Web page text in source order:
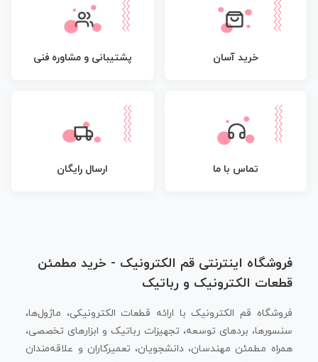
خرید آسان پشتیبانی و مشاوره فنی
تماس با ما ارسال رایگان
فروشگاه اینترنتی قم الکترونیک - خرید مطمئن
قطعات الکترونیک و رباتیک
فروشگاه قم الکترونیک با ارائه قطعات الکترونیکی، ماژول‌ها،
سنسورها، بردهای توسعه، تجهیزات رباتیک و ابزارهای تخصصی،
همراه مطمئن مهندسان، دانشجویان، تعمیرکاران و علاقه‌مندان